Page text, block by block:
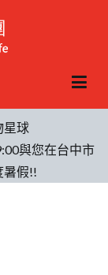
星球
與您在台中市
暑假!!